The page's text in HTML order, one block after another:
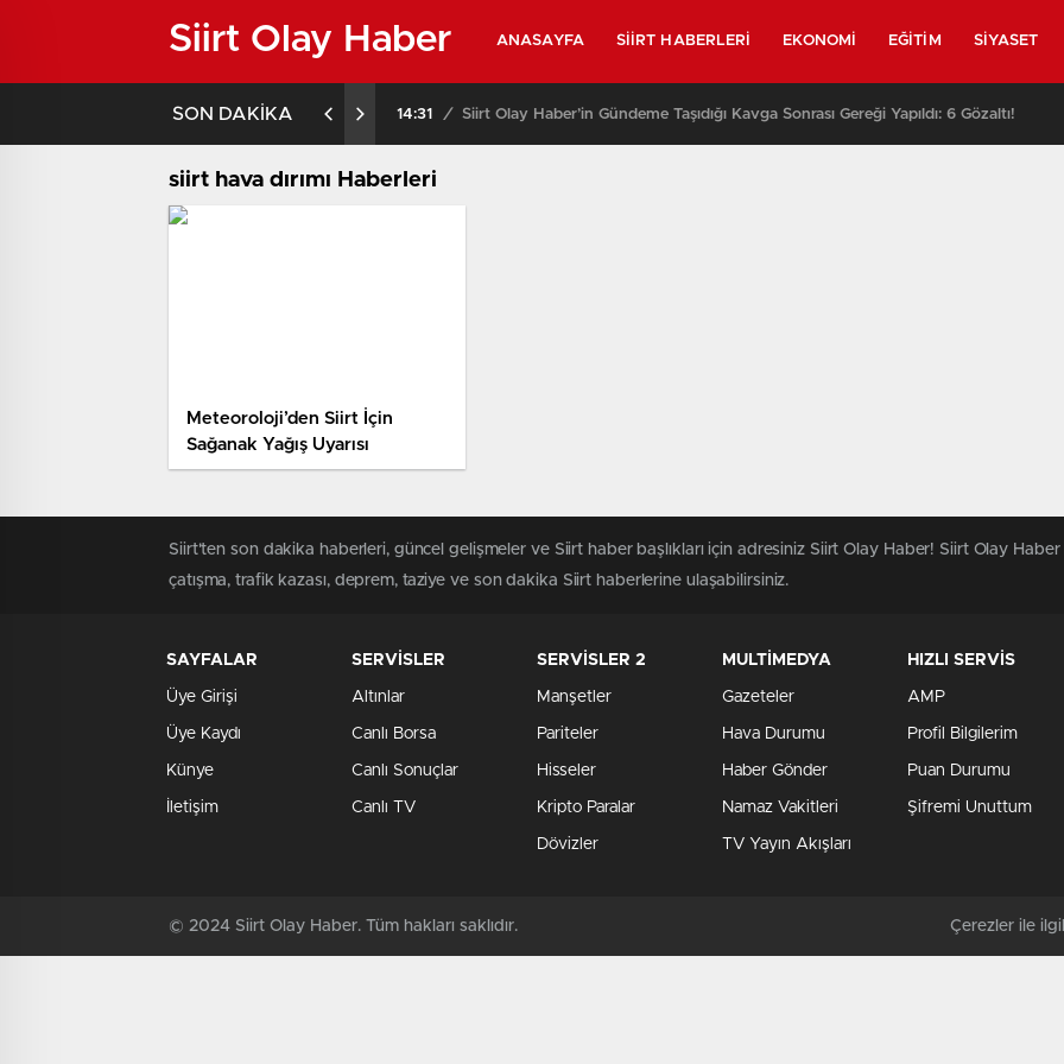
Siirt Olay Haber ANASAYFA SIIRT HABERLERI EKONOMI EĞITIM SIYASET
SON DAKİKA 14:31 / Siirt Olay Haber’in Gündeme Taşıdığı Kavga Sonrası Gereği Yapıldı: 6 Gözaltı!
siirt hava dırımı Haberleri
Meteoroloji’den Siirt İçin
Sağanak Yağış Uyarısı
Siirt'ten son dakika haberleri, güncel gelişmeler ve Siirt haber başlıkları için adresiniz Siirt Olay Haber! Siirt Olay
çatışma, trafik kazası, deprem, taziye ve son dakika Siirt haberlerine ulaşabilirsiniz.
SAYFALAR
Üye Girişi
Üye Kaydı
Künye
İletişim
SERVİSLER
Altınlar
Canlı Borsa
Canlı Sonuçlar
Canlı TV
SERVİSLER 2
Manşetler
Pariteler
Hisseler
Kripto Paralar
Dövizler
MULTİMEDYA
Gazeteler
Hava Durumu
Haber Gönder
Namaz Vakitleri
TV Yayın Akışları
HIZLI SERVİS
AMP
Profil Bilgilerim
Puan Durumu
Şifremi Unuttum
© 2024 Siirt Olay Haber. Tüm hakları saklıdır. Çerezler ile